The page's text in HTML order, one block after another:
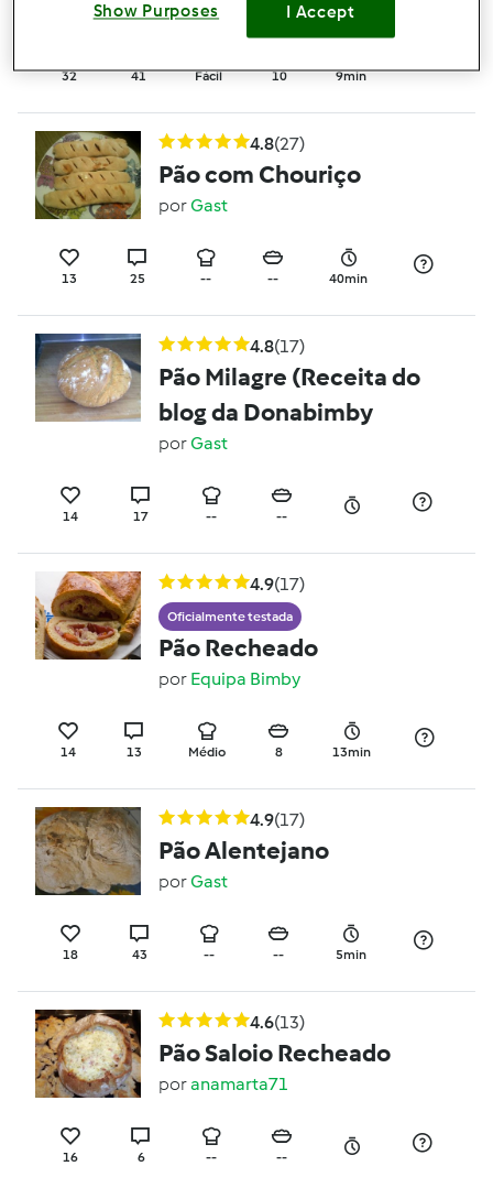
32 41 Fácil 10 9min
4.8(27)
Pão com Chouriço
porGast
13 25 -- -- 40min
4.8(17)
Pão Milagre (Receita do
blog da Donabimby
porGast
14 17 -- --
4.9(17)
Oficialmente testada
Pão Recheado
por Equipa Bimby
14 13 Médio 8 13min
4.9(17)
Pão Alentejano
porGast
18 43 -- -- 5min
4.6(13)
Pão Saloio Recheado
poranamarta71
16 6 -- --
Show Purposes I Accept